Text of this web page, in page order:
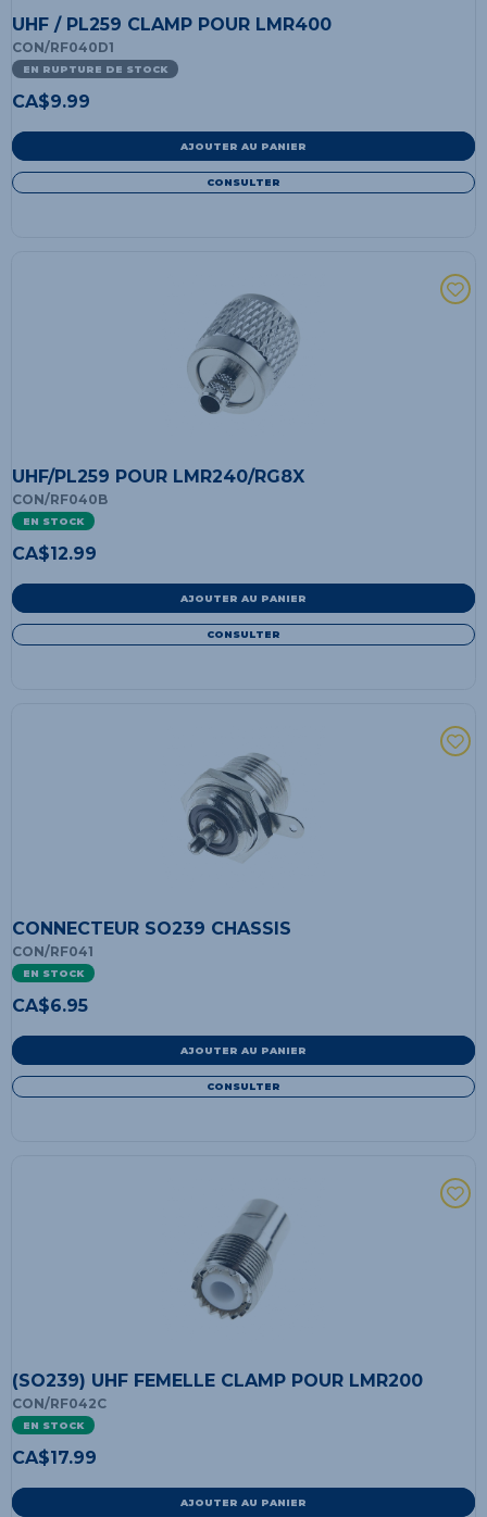
UHF / PL259 CLAMP POUR LMR400
CON/RF040D1
EN RUPTURE DE STOCK
CA$9.99
AJOUTER AU PANIER
CONSULTER
UHF/PL259 POUR LMR240/RG8X
CON/RF040B
EN STOCK
CA$12.99
AJOUTER AU PANIER
CONSULTER
CONNECTEUR SO239 CHASSIS
CON/RF041
EN STOCK
CA$6.95
AJOUTER AU PANIER
CONSULTER
(SO239) UHF FEMELLE CLAMP POUR LMR200
CON/RF042C
EN STOCK
CA$17.99
AJOUTER AU PANIER